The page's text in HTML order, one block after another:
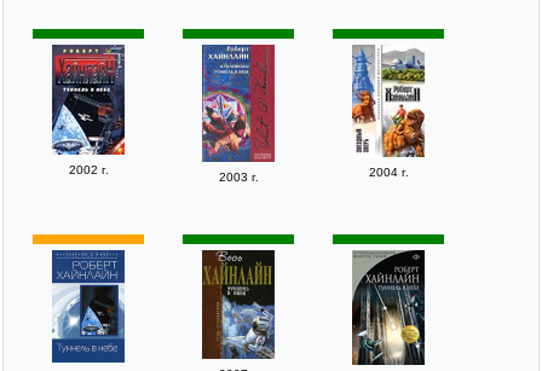
2002 г.
2003 г. 2004 г.